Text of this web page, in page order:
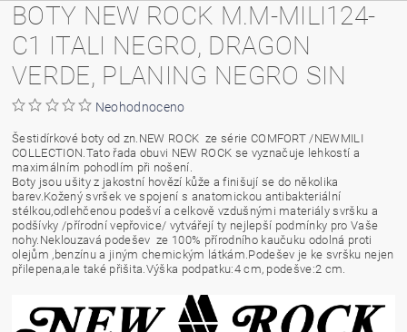
BOTY NEW ROCK M.M-MILI124-
C1 ITALI NEGRO, DRAGON
VERDE, PLANING NEGRO SIN
Neohodnoceno
Šestidírkové boty od zn.NEW ROCK ze série COMFORT /NEWMILI
COLLECTION.Tato řada obuvi NEW ROCK se vyznačuje lehkostí a
maximálním pohodlím při nošení.
Boty jsou ušity z jakostní hovězí kůže a finišují se do několika
barev.Kožený svršek ve spojení s anatomickou antibakteriální
stélkou,odlehčenou podešví a celkově vzdušnými materiály svršku a
podšívky /přírodní vepřovice/ vytvářejí ty nejlepší podmínky pro Vaše
nohy.Neklouzavá podešev ze 100% přírodního kaučuku odolná proti
olejům ,benzínu a jiným chemickým látkám.Podešev je ke svršku nejen
přilepena,ale také přišita.Výška podpatku:4 cm, podešve:2 cm.